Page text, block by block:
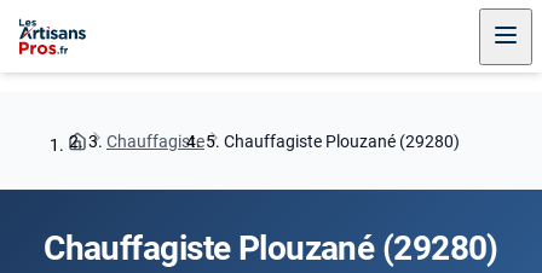
Chauffagiste Chauffagiste Plouzané (29280)
Chauffagiste Plouzané (29280)